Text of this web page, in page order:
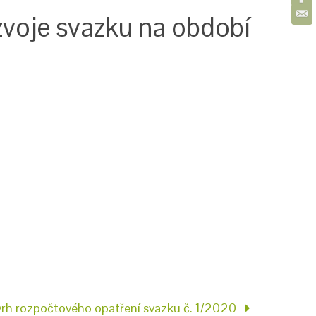
svazku na období
rozpočtového opatření svazku č. 1/2020